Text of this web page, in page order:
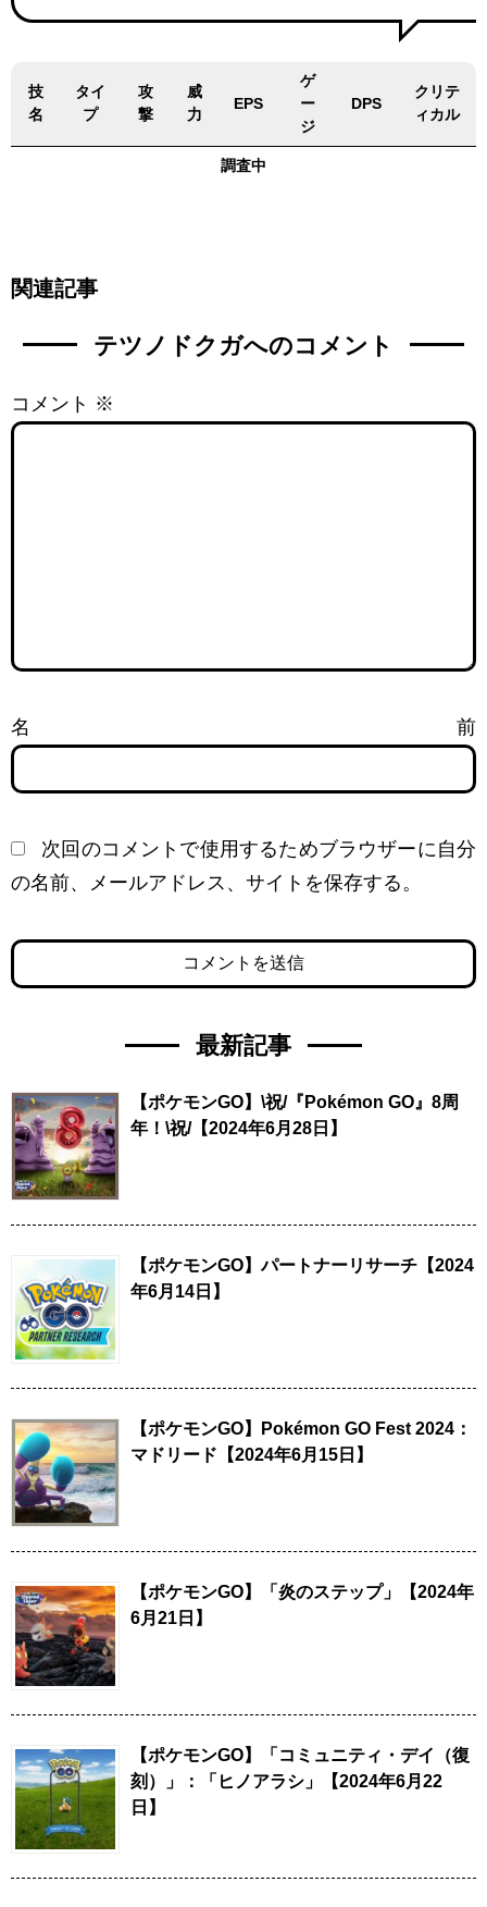
技
名
タイ
プ
攻
撃
威
力
EPS
ゲ
ー
ジ
DPS
クリテ
ィカル
調査中
関連記事
テツノドクガへのコメント
コメント ※
名前
次回のコメントで使用するためブラウザーに自分
の名前、メールアドレス、サイトを保存する。
最新記事
【ポケモンGO】\祝/『Pokémon GO』8周
年！\祝/【2024年6月28日】
【ポケモンGO】パートナーリサーチ【2024
年6月14日】
【ポケモンGO】Pokémon GO Fest 2024：
マドリード【2024年6月15日】
【ポケモンGO】「炎のステップ」【2024年
6月21日】
【ポケモンGO】「コミュニティ・デイ（復
刻）」：「ヒノアラシ」【2024年6月22
日】